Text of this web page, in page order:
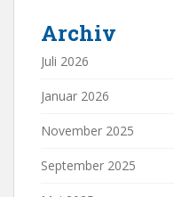
Archiv
Juli 2026
Januar 2026
November 2025
September 2025